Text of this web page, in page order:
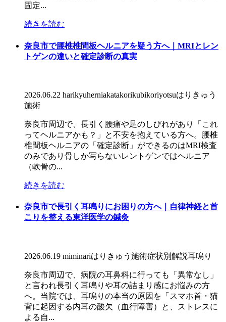
固定...
続きを読む
奈良市で腰椎椎間板ヘルニアを疑う方へ｜MRIとレン
トゲンの違いと確定診断の真実
2026.06.22 harikyuherniakatakorikubikoriyotsuはりきゅう
施術
奈良市周辺で、長引く腰痛や足のしびれがあり「これ
ってヘルニアかも？」と不安を抱えている方へ。腰椎
椎間板ヘルニアの「確定診断」ができるのはMRI検査
のみであり骨しか写らないレントゲンではヘルニア
（軟骨の...
続きを読む
奈良市で長引く耳鳴りにお困りの方へ｜自律神経と首
こりを整える東洋医学の鍼灸
2026.06.19 miminariはりきゅう施術症状別解説耳鳴り
奈良市周辺で、病院の耳鼻科に行っても「異常なし」
と言われ長引く耳鳴りや耳の詰まり感にお悩みの方
へ。当院では、耳鳴りの本当の原因を「スマホ首・猫
背に起因する内耳の酸欠（血行障害）と、ストレスに
よる自...